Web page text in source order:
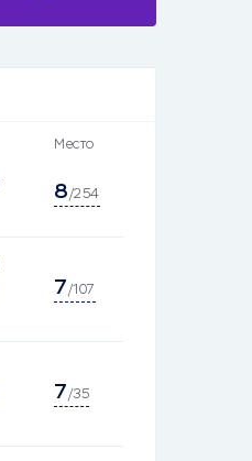
Место
8/254
7/107
7/35